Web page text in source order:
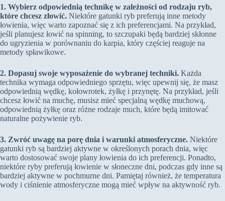
1. Wybierz odpowiednią technikę w zależności od rodzaju ryb,
które chcesz złowić. Niektóre gatunki ryb preferują inne metody
łowienia, więc warto zapoznać się z ich preferencjami. Na przykład,
jeśli planujesz łowić na spinning, to szczupaki będą bardziej skłonne
do ugryzienia w porównaniu do karpia, który częściej reaguje na
metody spławikowe.
2. Dopasuj swoje wyposażenie do wybranej techniki. Każda
technika wymaga odpowiedniego sprzętu, więc upewnij się, że masz
odpowiednią wędkę, kołowrotek, żyłkę i przynętę. Na przykład, jeśli
chcesz łowić na muchę, musisz mieć specjalną wędkę muchową,
odpowiednią żyłkę oraz różne rodzaje much, które będą imitować
naturalne pożywienie ryb.
3. Zwróć uwagę na porę dnia i warunki atmosferyczne. Niektóre
gatunki ryb są bardziej aktywne w określonych porach dnia, więc
warto dostosować swoje plany łowienia do ich preferencji. Ponadto,
niektóre ryby preferują łowienie w słoneczne dni, podczas gdy inne są
bardziej aktywne w pochmurne dni. Pamiętaj również, że temperatura
wody i ciśnienie atmosferyczne mogą mieć wpływ na aktywność ryb.